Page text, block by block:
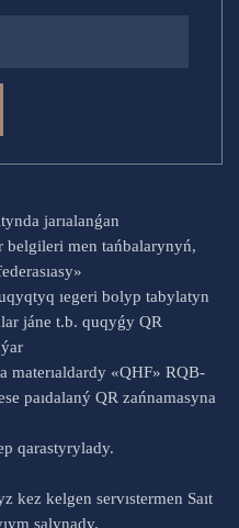
jarıalanǵan
belgileri men tańbalarynyń,
ıegeri bolyp tabylatyn
jáne t.b. quqyǵy QR
materıaldardy «QHF» RQB-
paıdalaný QR zańnamasyna
qarastyrylady.
kez kelgen servıstermen Saıt
salynady.